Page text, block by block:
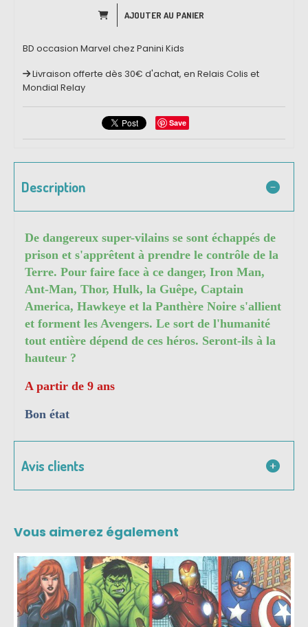
AJOUTER AU PANIER
BD occasion Marvel chez Panini Kids
Livraison offerte dès 30€ d'achat, en Relais Colis et
Mondial Relay
Save
Description
De dangereux super-vilains se sont échappés de
prison et s'apprêtent à prendre le contrôle de la
Terre. Pour faire face à ce danger, Iron Man,
Ant-Man, Thor, Hulk, la Guêpe, Captain
America, Hawkeye et la Panthère Noire s'allient
et forment les Avengers. Le sort de l'humanité
tout entière dépend de ces héros. Seront-ils à la
hauteur ?
A partir de 9 ans
Bon état
Avis clients
Vous aimerez également